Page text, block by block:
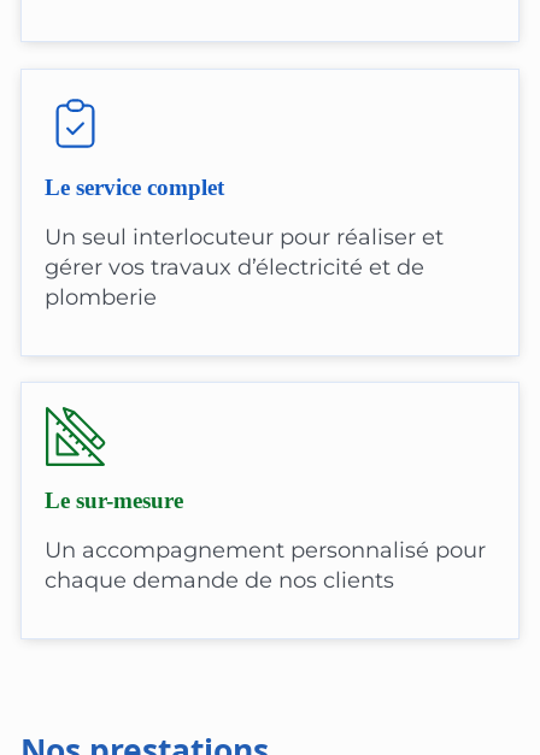
Le service complet
Un seul interlocuteur pour réaliser et
gérer vos travaux d’électricité et de
plomberie
Le sur-mesure
Un accompagnement personnalisé pour
chaque demande de nos clients